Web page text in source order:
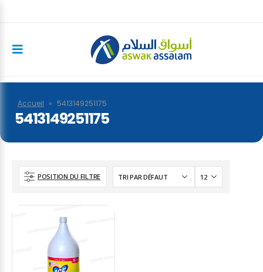
Accueil » 5413149251175
5413149251175
POSITION DU FILTRE